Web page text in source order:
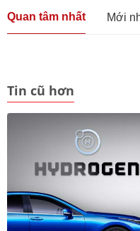
Quan tâm nhất Mới
Tin cũ hơn